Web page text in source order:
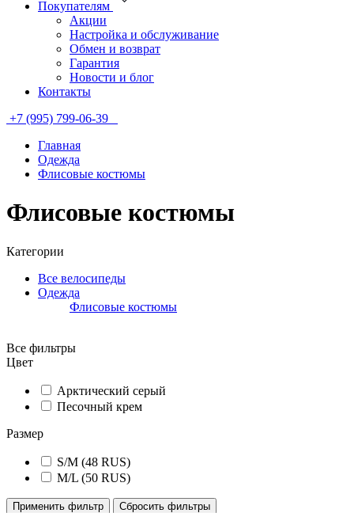
Покупателям
Акции
Настройка и обслуживание
Обмен и возврат
Гарантия
Новости и блог
Контакты
+7 (995) 799-06-39
Главная
Одежда
Флисовые костюмы
Флисовые костюмы
Категории
Все велосипеды
Одежда
Флисовые костюмы
Все фильтры
Цвет
Арктический серый
Песочный крем
Размер
S/M (48 RUS)
M/L (50 RUS)
Применить фильтр Сбросить фильтры